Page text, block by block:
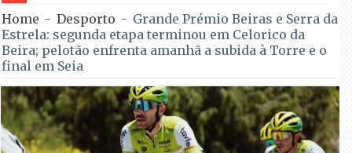
Home - Desporto - Grande Prémio Beiras e Serra da
Estrela: segunda etapa terminou em Celorico da
Beira; pelotão enfrenta amanhã a subida à Torre e o
final em Seia